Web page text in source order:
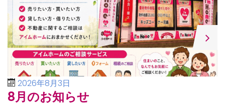
2026年8月3日
8月のお知らせ